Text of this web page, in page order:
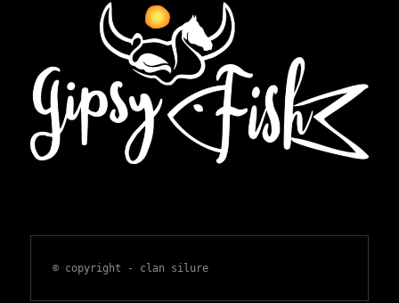
© copyright - clan silure